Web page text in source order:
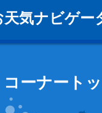
天気ナビゲー
コーナート